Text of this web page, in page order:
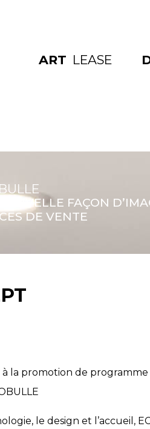
ART LEASE
BULLE
FAÇON
DE VENTE
à la promotion de
le design et l’accueil,